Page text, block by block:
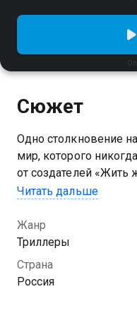
Сюжет
Одно столкновение
мир, которого
от создателей
реальности
кроме дочки-
меньшей из
заботливый муж
попадает в ДТП.
Читать дальше
Жанр
Триллеры
Страна
Россия